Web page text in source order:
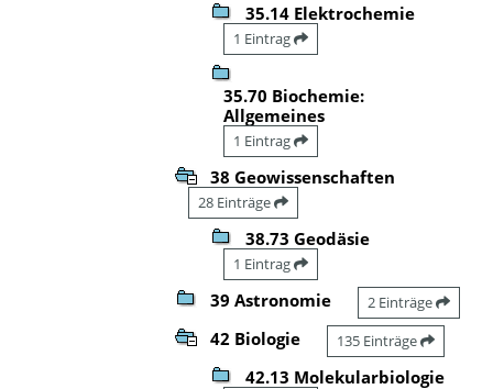
35.14 Elektrochemie
1 Eintrag
35.70 Biochemie:
Allgemeines
1 Eintrag
38 Geowissenschaften
28 Einträge
38.73 Geodäsie
1 Eintrag
39 Astronomie 2 Einträge
42 Biologie 135 Einträge
42.13 Molekularbiologie